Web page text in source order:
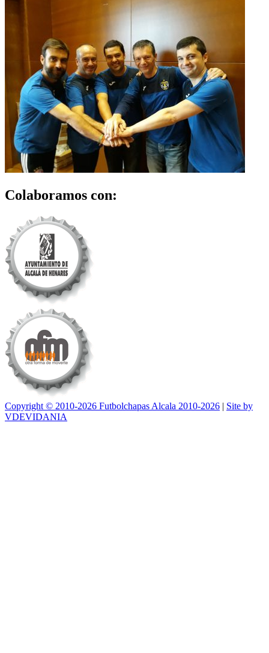
Colaboramos con:
Copyright © 2010-2026 Futbolchapas Alcala 2010-2026 | Site by
VDEVIDANIA